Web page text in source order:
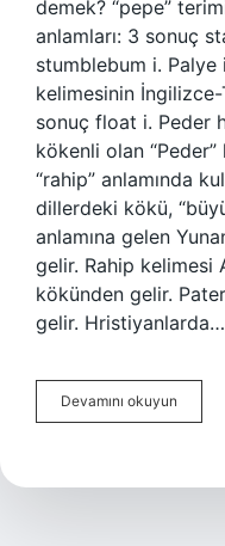
demek? “pepe”
anlamları: 3 sonuç
stumblebum i. Palye
kelimesinin
sonuç float i. Peder
kökenli olan
“rahip” anlamında
dillerdeki kökü,
anlamına gelen
gelir. Rahip kelimesi
kökünden gelir.
gelir. Hristiyanlarda…
Devamını okuyun
Ingilizce